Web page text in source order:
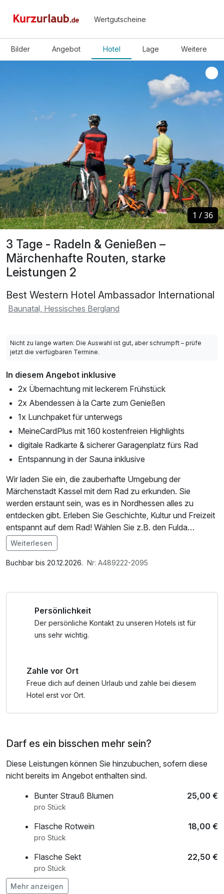
Wertgutscheine
Bilder Angebot Hotel Lage Weitere
3 Tage - Radeln & Genießen –
Märchenhafte Routen, starke
Leistungen 2
Best Western Hotel Ambassador International
Baunatal, Hessisches Bergland
1 /36
1 /36
Nicht zu lange warten: Die Auswahl ist gut, aber schrumpft – prüfe
jetzt die verfügbaren Termine.
In diesem Angebot inklusive
2x Übernachtung mit leckerem Frühstück
2x Abendessen à la Carte zum Genießen
1x Lunchpaket für unterwegs
MeineCardPlus mit 160 kostenfreien Highlights
digitale Radkarte & sicherer Garagenplatz fürs Rad
Entspannung in der Sauna inklusive
Wir laden Sie ein, die zauberhafte Umgebung der
Märchenstadt Kassel mit dem Rad zu erkunden. Sie
werden erstaunt sein, was es in Nordhessen alles zu
entdecken gibt. Erleben Sie Geschichte, Kultur und Freizeit
entspannt auf dem Rad! Wählen Sie z.B. den Fulda
Radweg R1, denn dieser ist nicht nur für Radwanderer ein
Erlebnis. Dieser Radfernweg ist eingebunden in ein dichtes
Netz von regionalen Radwegen und bietet damit auch für
Im Angebot enthalten
Saunabenutzung, W-LAN Nutzung / Internetnutzung,
Weiterlesen
Buchbar bis 20.12.2026. Nr: A489222-2095
Persönlichkeit
Der persönliche Kontakt zu unseren Hotels ist für
uns sehr wichtig.
Zahle vor Ort
Freue dich auf deinen Urlaub und zahle bei diesem
Hotel erst vor Ort.
Darf es ein bisschen mehr sein?
Diese Leistungen können Sie hinzubuchen, sofern diese
nicht bereits im Angebot enthalten sind.
Bunter Strauß Blumen
25,00 €
pro Stück
Flasche Rotwein 18,00 €
pro Stück
Flasche Sekt 22,50 €
pro Stück
Flasche Wasser
Mehr anzeigen